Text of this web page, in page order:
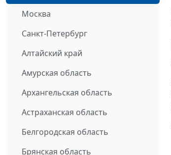
Москва
Санкт-Петербург
Алтайский край
Амурская область
Архангельская область
Астраханская область
Белгородская область
Брянская область